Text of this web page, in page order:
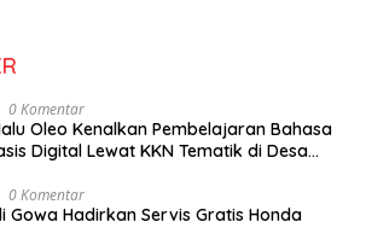
0 Komentar
Oleo Kenalkan Pembelajaran Bahasa
Digital Lewat KKN Tematik di Desa
0 Komentar
Gowa Hadirkan Servis Gratis Honda